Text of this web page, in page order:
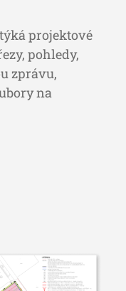
projektové
pohledy,
zprávu,
na